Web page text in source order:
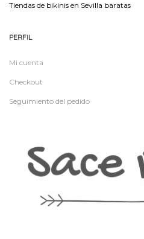
Tiendas de bikinis en Sevilla baratas
PERFIL
Mi cuenta
Checkout
Seguimiento del pedido